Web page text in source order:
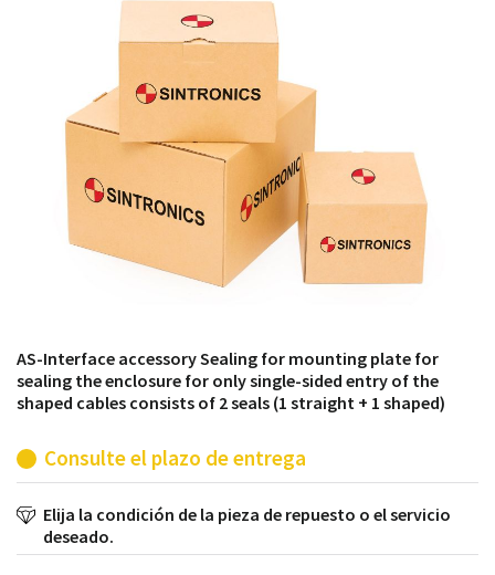
módulos antiguos a un alto nivel técnico o sustitución
de módulos descontinuados por módulos del propio
AS-Interface accessory Sealing for mounting plate for
sealing the enclosure for only single-sided entry of the
shaped cables consists of 2 seals (1 straight + 1 shaped)
Consulte el plazo de entrega
Elija la condición de la pieza de repuesto o el servicio
deseado.